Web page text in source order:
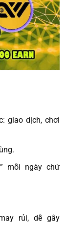
giao dịch, chơi
mỗi ngày chứ
rủi, dễ gây